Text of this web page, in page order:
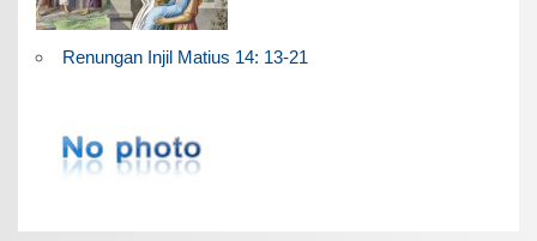
Renungan Injil Matius 14: 13-21